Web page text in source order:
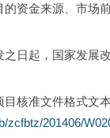
金来源、市场前
起，国家发展改
核准文件格式文本
zcfbtz/201406/